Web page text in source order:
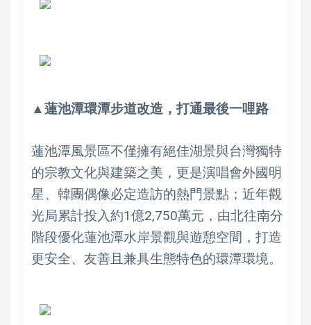
▲蓮池潭環潭步道改造，打通最後一哩路
蓮池潭風景區不僅擁有絕佳湖景與台灣獨特
的宗教文化與建築之美，更是演唱會外國明
星、韓團偶像必定造訪的熱門景點；近年觀
光局累計投入約1億2,750萬元，由北往南分
階段優化蓮池潭水岸景觀與遊憩空間，打造
更安全、友善且兼具生態特色的環潭環境。